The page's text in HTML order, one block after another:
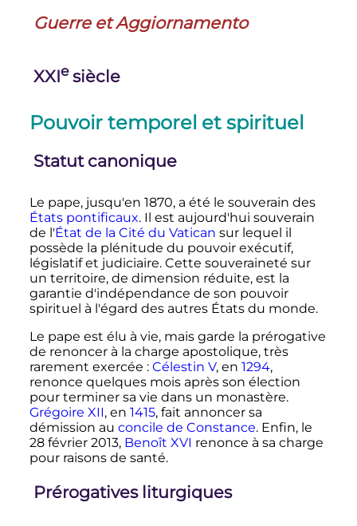
Guerre et Aggiornamento
XXIesiècle
Pouvoir temporel et spirituel
Statut canonique
Le pape, jusqu'en 1870, a été le souverain des
États pontificaux. Il est aujourd'hui souverain
de l'État de la Cité du Vatican sur lequel il
possède la plénitude du pouvoir exécutif,
législatif et judiciaire. Cette souveraineté sur
un territoire, de dimension réduite, est la
garantie d'indépendance de son pouvoir
spirituel à l'égard des autres États du monde.
Le pape est élu à vie, mais garde la prérogative
de renoncer à la charge apostolique, très
rarement exercée : Célestin V, en 1294,
renonce quelques mois après son élection
pour terminer sa vie dans un monastère.
Grégoire XII, en 1415, fait annoncer sa
démission au concile de Constance. Enfin, le
28 février 2013, Benoît XVI renonce à sa charge
pour raisons de santé.
Prérogatives liturgiques